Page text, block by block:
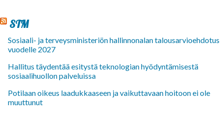
STM
Sosiaali- ja terveysministeriön hallinnonalan talousarvioehdotus
vuodelle 2027
Hallitus täydentää esitystä teknologian hyödyntämisestä
sosiaalihuollon palveluissa
Potilaan oikeus laadukkaaseen ja vaikuttavaan hoitoon ei ole
muuttunut